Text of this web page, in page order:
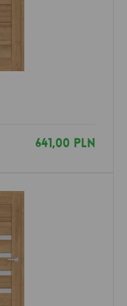
641,00 PLN